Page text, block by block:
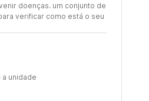
doenças. um conjunto de
verificar como está o seu
unidade